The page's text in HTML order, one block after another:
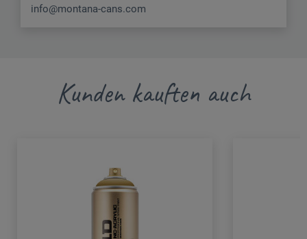
info@montana-cans.com
Kunden kauften auch